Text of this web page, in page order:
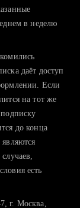
поднимаете
шансы
в неделю
даёт доступ
Если
на тот же
до конца
есть
г. Москва,